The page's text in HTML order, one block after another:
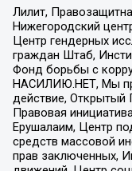
Лилит,
Нижегородский
Центр гендерных
граждан Штаб,
Фонд борьбы с
НАСИЛИЮ.НЕТ, Мы
действие, Открытый
Правовая
Ерушалаим, Центр
средств массовой
прав заключенных,